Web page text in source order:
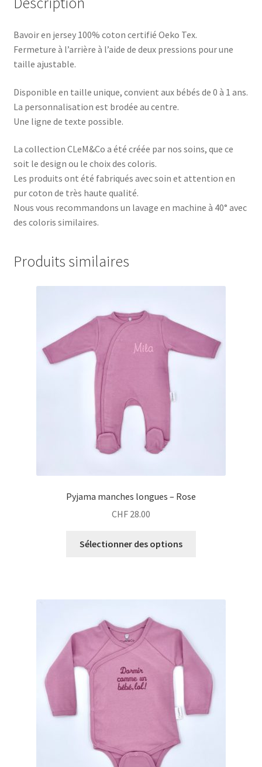
Bavoir en jersey 100% coton certifié Oeko Tex.
Fermeture à l’arrière à l’aide de deux pressions pour une
taille ajustable.
Disponible en taille unique, convient aux bébés de 0 à 1 ans.
La personnalisation est brodée au centre.
Une ligne de texte possible.
La collection CLeM&Co a été créée par nos soins, que ce
soit le design ou le choix des coloris.
Les produits ont été fabriqués avec soin et attention en
pur coton de très haute qualité.
Nous vous recommandons un lavage en machine à 40° avec
des coloris similaires.
Produits similaires
Pyjama manches longues – Rose
CHF 28.00
Sélectionner des options